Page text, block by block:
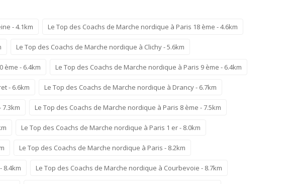
- 4.1km Le Top des Coachs de Marche nordique à Paris 18 ème - 4.6km
Le Top des Coachs de Marche nordique à Clichy - 5.6km
ème - 6.4km Le Top des Coachs de Marche nordique à Paris 9 ème - 6.4km
- 6.6km Le Top des Coachs de Marche nordique à Drancy - 6.7km
Le Top des Coachs de Marche nordique à Paris 8 ème - 7.5km
Le Top des Coachs de Marche nordique à Paris 1 er - 8.0km
Le Top des Coachs de Marche nordique à Paris - 8.2km
8.4km Le Top des Coachs de Marche nordique à Courbevoie - 8.7km